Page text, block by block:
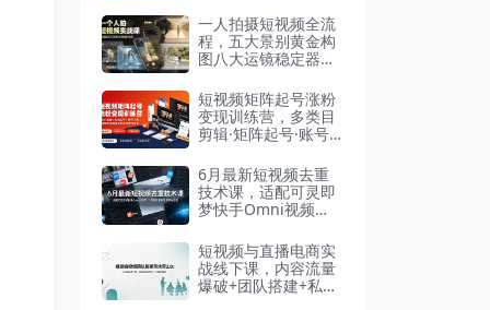
实操课
一人拍摄短视频全流
程，五大景别黄金构
图八大运镜稳定器转
短视频矩阵起号涨粉
变现训练营，多类目
剪辑·矩阵起号·账号
稳涨粉落地变现全课
6月最新短视频去重
技术课，适配可灵即
梦快手Omni视频
避平台查重
短视频与直播电商实
战线下课，内容流量
爆破+团队搭建+私域